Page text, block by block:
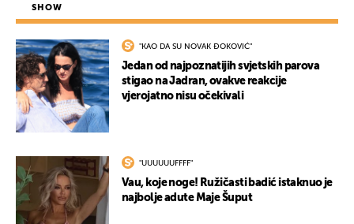
SHOW
"KAO DA SU NOVAK ĐOKOVIĆ"
Jedan od najpoznatijih svjetskih parova
stigao na Jadran, ovakve reakcije
vjerojatno nisu očekivali
"UUUUUUFFFF"
Vau, koje noge! Ružičasti badić istaknuo je
najbolje adute Maje Šuput